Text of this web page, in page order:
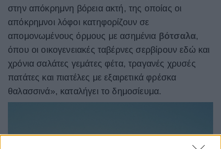
στην απόκρημνη βόρεια ακτή, της οποίας οι
απόκρημνοι λόφοι κατηφορίζουν σε
απομονωμένους όρμους με ασημένια βότσαλα,
όπου οι οικογενειακές ταβέρνες σερβίρουν εδώ και
χρόνια σαλάτες γεμάτες φέτα, τραγανές χρυσές
πατάτες και πιατέλες με εξαιρετικά φρέσκα
θαλασσινά», καταλήγει το δημοσίευμα.